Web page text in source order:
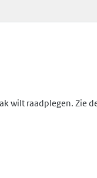
wilt raadplegen. Zie